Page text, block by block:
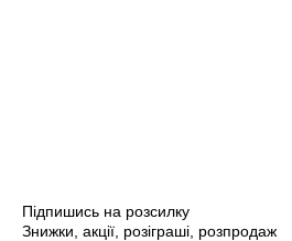
Підпишись на розсилку
Знижки, акції, розіграші, розпродаж